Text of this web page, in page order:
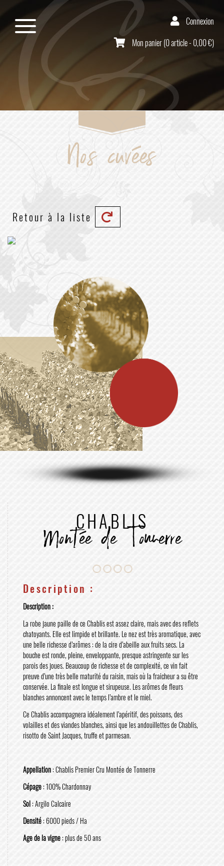
Connexion
Mon panier (0 article - 0,00 €)
Nos cuvées
Retour à la liste
CHABLIS
Montée de Tonnerre
Description :
Description :
La robe jaune paille de ce Chablis est assez claire, mais avec des reflets
chatoyants. Elle est limpide et brillante. Le nez est très aromatique, avec
une belle richesse d’arômes : de la cire d’abeille aux fruits secs. La
bouche est ronde, pleine, enveloppante, presque astringente sur les
parois des joues. Beaucoup de richesse et de complexité, ce vin fait
preuve d’une très belle maturité du raisin, mais où la fraicheur a su être
conservée. La finale est longue et sirupeuse. Les arômes de fleurs
blanches annoncent avec le temps l’ambre et le miel.
Ce Chablis accompagnera idéalement l’apéritif, des poissons, des
volailles et des viandes blanches, ainsi que les andouillettes de Chablis,
risotto de Saint Jacques, truffe et parmesan.
Appellation: Chablis Premier Cru Montée de Tonnerre
Cépage: 100% Chardonnay
Sol: Argilo Calcaire
Densité: 6000 pieds / Ha
Age de la vigne: plus de 50 ans